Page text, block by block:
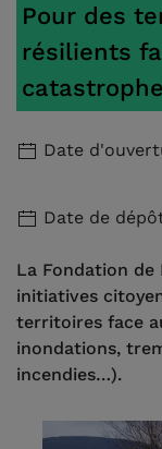
Pour des
résilients
Date
Date de
La Fondation de
initiatives
territoires face
inondations,
incendies…).